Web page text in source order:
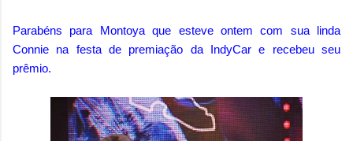
Parabéns para Montoya que esteve ontem com sua linda
Connie na festa de premiação da IndyCar e recebeu seu
prêmio.